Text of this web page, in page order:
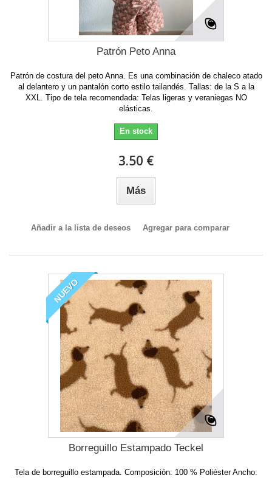
Patrón Peto Anna
Patrón de costura del peto Anna. Es una combinación de chaleco atado
al delantero y un pantalón corto estilo tailandés. Tallas: de la S a la
XXL. Tipo de tela recomendada: Telas ligeras y veraniegas NO
elásticas.
En stock
3.50 €
Más
Añadir a la lista de deseos Agregar para comparar
NUEVO
Borreguillo Estampado Teckel
Tela de borreguillo estampada. Composición: 100 % Poliéster Ancho: